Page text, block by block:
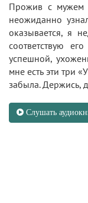
Прожив с мужем
неожиданно
оказывается, я
соответствую
успешной,
мне есть эти три
забыла. Держись,
Слушать